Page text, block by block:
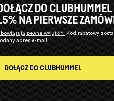
DO CLUBHUMMEL
NA PIERWSZE
pewne wyjątki*
Kod rabatowy
adres e-mail.
DOŁĄCZ DO CLUBHUMMEL